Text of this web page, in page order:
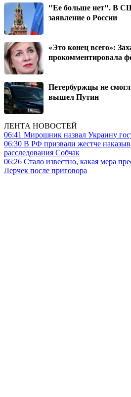
"Ее больше нет". В
заявление о России
«Это конец всего»:
прокомментировала
Петербуржцы не
вышел Путин
ЛЕНТА НОВОСТЕЙ
06:41 Мирошник назвал Украину
06:30 В РФ призвали жестче
расследования Собчак
06:26 Стало известно, какая мера
Лерчек после приговора